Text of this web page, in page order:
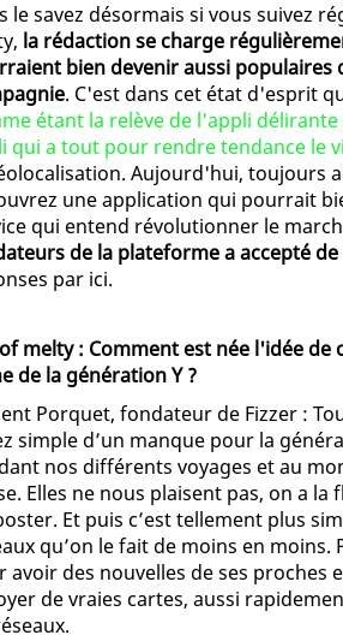
le savez désormais si vous suivez
la rédaction se charge
bien devenir aussi
. C'est dans cet état d'esprit
étant la relève de l'appli
qui a tout pour rendre tendance le
Aujourd'hui, toujours
une application qui pourrait
qui entend révolutionner le
de la plateforme a accepté
par ici.
melty : Comment est née l'idée de
de la génération Y ?
Porquet, fondateur de Fizzer :
simple d’un manque pour la
nos différents voyages et au
Elles ne nous plaisent pas, on a
Et puis c’est tellement plus
qu’on le fait de moins en
avoir des nouvelles de ses proches
de vraies cartes, aussi